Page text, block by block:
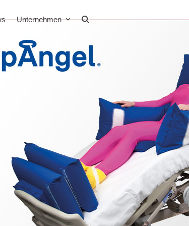
Unternehmen